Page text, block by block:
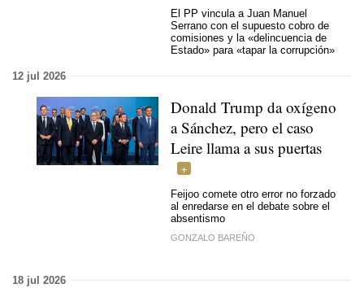
El PP vincula a Juan Manuel
Serrano con el supuesto cobro de
comisiones y la «delincuencia de
Estado» para «tapar la corrupción»
12 jul 2026
Donald Trump da oxígeno
a Sánchez, pero el caso
Leire llama a sus puertas
Feijoo comete otro error no forzado
al enredarse en el debate sobre el
absentismo
GONZALO BAREÑO
18 jul 2026